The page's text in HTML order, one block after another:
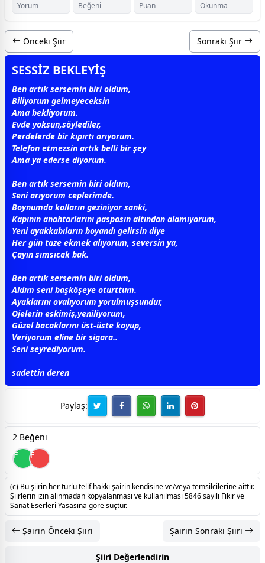
Yorum Beğeni Puan Okunma
Önceki Şiir Sonraki Şiir
SESSİZ BEKLEYİŞ
Ben artık sersemin biri oldum,
Biliyorum gelmeyeceksin
Ama bekliyorum.
Evde yoksun,söylediler,
Perdelerde bir kıpırtı arıyorum.
Telefon etmezsin artık belli bir şey
Ama ya ederse diyorum.
Ben artık sersemin biri oldum,
Seni arıyorum ceplerimde.
Boynumda kolların geziniyor sanki,
Kapının anahtarlarını paspasın altından alamıyorum,
Yeni ayakkabıların boyandı gelirsin diye
Her gün taze ekmekalıyorum, seversin ya,
Çayın sımsıcak bak.
Ben artık sersemin biri oldum,
Aldım seni başköşeye oturttum.
Ayaklarını ovalıyorum yorulmuşsundur,
Ojelerin eskimiş,yeniliyorum,
Güzel bacaklarını üst-üste koyup,
Veriyorum eline bir sigara..
Seni seyrediyorum.
sadettin deren
Paylaş:
2 Beğeni
F
F
(c) Bu şiirin her türlü telif hakkı şairin kendisine ve/veya temsilcilerine aittir.
Şiirlerin izin alınmadan kopyalanması ve kullanılması 5846 sayılı Fikir ve
Sanat Eserleri Yasasına göre suçtur.
Şairin Önceki Şiiri Şairin Sonraki Şiiri
Şiiri Değerlendirin